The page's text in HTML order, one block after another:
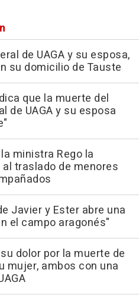
de UAGA y su esposa,
su domicilio de Tauste
que la muerte del
de UAGA y su esposa
ministra Rego la
traslado de menores
Javier y Ester abre una
el campo aragonés"
dolor por la muerte de
mujer, ambos con una